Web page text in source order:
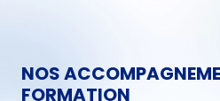
NOS
FORMATION